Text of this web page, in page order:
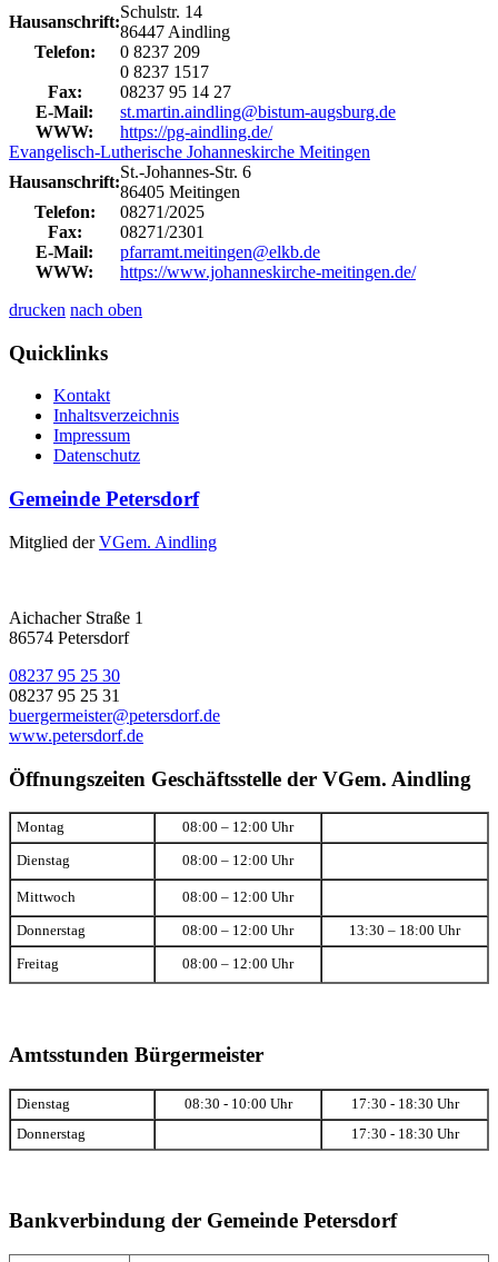
Hausanschrift:
Schulstr. 14
86447 Aindling
Telefon:
0 8237 209
0 8237 1517
Fax:
08237 95 14 27
E-Mail:
st.martin.aindling@bistum-augsburg.de
WWW:
https://pg-aindling.de/
Evangelisch-Lutherische Johanneskirche Meitingen
Hausanschrift:
St.-Johannes-Str. 6
86405 Meitingen
Telefon:
08271/2025
Fax:
08271/2301
E-Mail:
pfarramt.meitingen@elkb.de
WWW:
https://www.johanneskirche-meitingen.de/
drucken nach oben
Quicklinks
Kontakt
Inhaltsverzeichnis
Impressum
Datenschutz
Gemeinde Petersdorf
Mitglied derVGem. Aindling
Aichacher Straße 1
86574 Petersdorf
08237 95 25 30
08237 95 25 31
buergermeister@petersdorf.de
www.petersdorf.de
Öffnungszeiten Geschäftsstelle der VGem. Aindling
Montag 08:00 – 12:00 Uhr
Dienstag 08:00 – 12:00 Uhr
Mittwoch 08:00 – 12:00 Uhr
Donnerstag 08:00 – 12:00 Uhr 13:30 – 18:00 Uhr
Freitag 08:00 – 12:00 Uhr
Amtsstunden Bürgermeister
Dienstag 08:30 - 10:00 Uhr
17:30 - 18:30 Uhr
Donnerstag
17:30 - 18:30 Uhr
Bankverbindung der Gemeinde Petersdorf